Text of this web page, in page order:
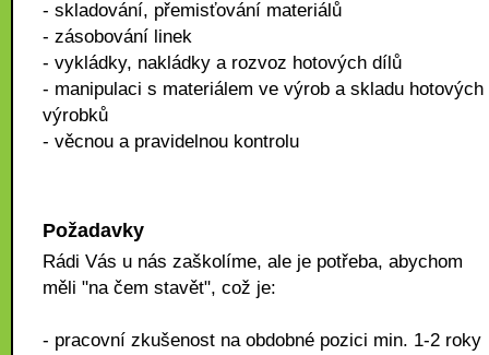
- skladování, přemisťování materiálů
- zásobování linek
- vykládky, nakládky a rozvoz hotových dílů
- manipulaci s materiálem ve výrob a skladu hotových
výrobků
- věcnou a pravidelnou kontrolu
Požadavky
Rádi Vás u nás zaškolíme, ale je potřeba, abychom
měli "na čem stavět", což je:
- pracovní zkušenost na obdobné pozici min. 1-2 roky